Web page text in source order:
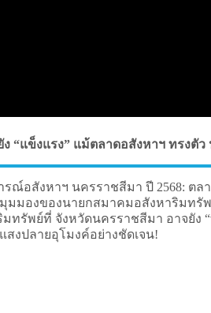
ง “แข็งแรง” แม้ตลาดอสังหาฯ ทรงตั
รณ์อสังหาฯ นครราชสีมา ปี 2568: ตล
มมองของนายกสมาคมอสังหาริมท
มทรัพย์ที่ จังหวัดนครราชสีมา อาจยัง
สงปลายอุโมงค์อย่างชัดเจน!